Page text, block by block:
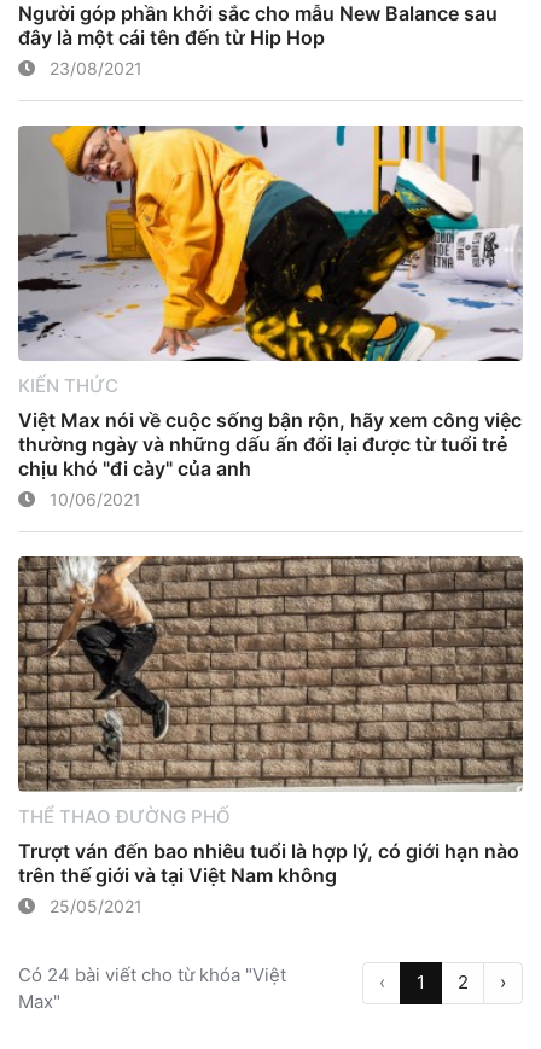
Người góp phần khởi sắc cho mẫu New Balance sau
đây là một cái tên đến từ Hip Hop
23/08/2021
KIẾN THỨC
Việt Max nói về cuộc sống bận rộn, hãy xem công việc
thường ngày và những dấu ấn đổi lại được từ tuổi trẻ
chịu khó "đi cày" của anh
10/06/2021
THỂ THAO ĐƯỜNG PHỐ
Trượt ván đến bao nhiêu tuổi là hợp lý, có giới hạn nào
trên thế giới và tại Việt Nam không
25/05/2021
Có 24 bài viết cho từ khóa "Việt
Max"
‹ 1 2 ›